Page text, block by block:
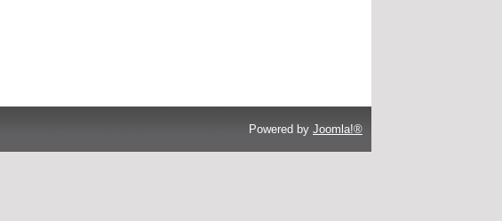
Powered by Joomla!®